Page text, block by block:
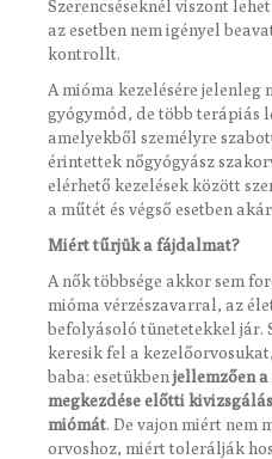
Szerencséseknél viszont
az esetben nem igényel
kontrollt.
A mióma kezelésére jelenleg
gyógymód, de több terápiás
amelyekből személyre
érintettek nőgyógyász
elérhető kezelések között
a műtét és végső esetben
Miért tűrjük a fájdalmat?
A nők többsége akkor sem
mióma vérzészavarral, az
befolyásoló tünetetekkel jár.
keresik fel a
baba: esetükben jellemzően
megkezdése előtti
miómát. De vajon miért nem
orvoshoz, miért tolerálják